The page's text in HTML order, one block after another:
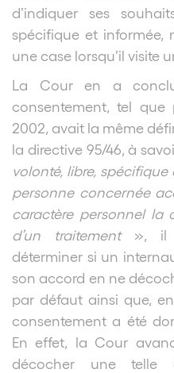
d’indiquer ses
spécifique et
une case lorsqu’il visite
La Cour en a
consentement, tel
2002, avait la même
la directive 95/46, à
volonté, libre,
personne concernée
caractère personnel la
d’un traitement», il
déterminer si un
son accord en ne
par défaut ainsi que,
consentement a été
En effet, la Cour
décocher une telle